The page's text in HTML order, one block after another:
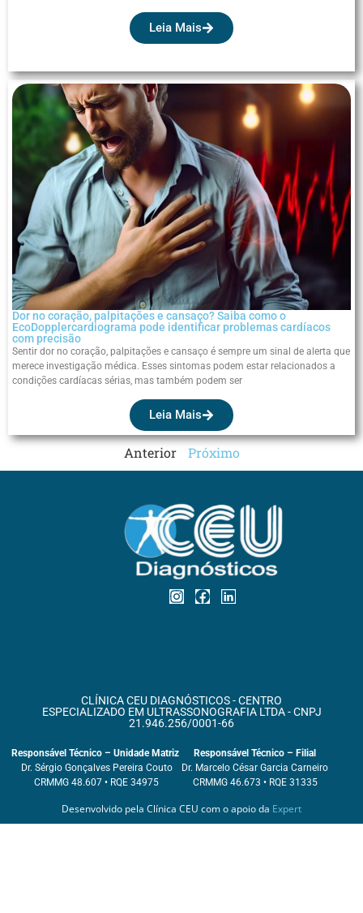
Leia Mais
Dor no coração, palpitações e cansaço? Saiba como o
EcoDopplercardiograma pode identificar problemas cardíacos
com precisão
Sentir dor no coração, palpitações e cansaço é sempre um sinal de alerta que
merece investigação médica. Esses sintomas podem estar relacionados a
condições cardíacas sérias, mas também podem ser
Leia Mais
Anterior Próximo
CLÍNICA CEU DIAGNÓSTICOS - CENTRO
ESPECIALIZADO EM ULTRASSONOGRAFIA LTDA - CNPJ
21.946.256/0001-66
Responsável Técnico – Unidade Matriz
Dr. Sérgio Gonçalves Pereira Couto
CRMMG 48.607 • RQE 34975
Responsável Técnico – Filial
Dr. Marcelo César Garcia Carneiro
CRMMG 46.673 • RQE 31335
Desenvolvido pela Clínica CEU com o apoio da Expert